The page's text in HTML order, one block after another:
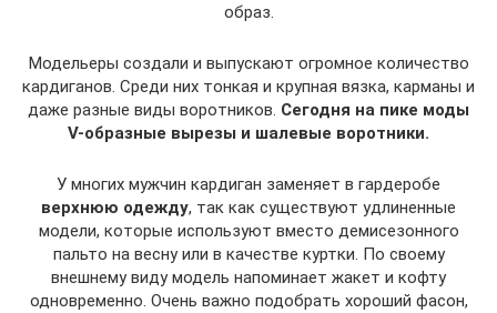
образ.
Модельеры создали и выпускают огромное количество
кардиганов. Среди них тонкая и крупная вязка, карманы и
даже разные виды воротников. Сегодня на пике моды
V-образные вырезы и шалевые воротники.
У многих мужчин кардиган заменяет в гардеробе
верхнюю одежду, так как существуют удлиненные
модели, которые используют вместо демисезонного
пальто на весну или в качестве куртки. По своему
внешнему виду модель напоминает жакет и кофту
одновременно. Очень важно подобрать хороший фасон,